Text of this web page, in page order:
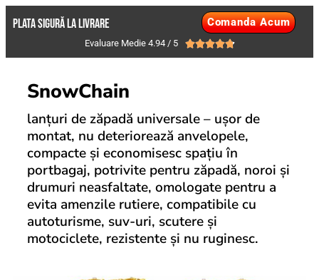
PLATA SIGURĂ LA LIVRARE Comanda Acum
Evaluare Medie 4.94 / 5 
SnowChain
lanțuri de zăpadă universale – ușor de
montat, nu deteriorează anvelopele,
compacte și economisesc spațiu în
portbagaj, potrivite pentru zăpadă, noroi și
drumuri neasfaltate, omologate pentru a
evita amenzile rutiere, compatibile cu
autoturisme, suv-uri, scutere și
motociclete, rezistente și nu ruginesc.